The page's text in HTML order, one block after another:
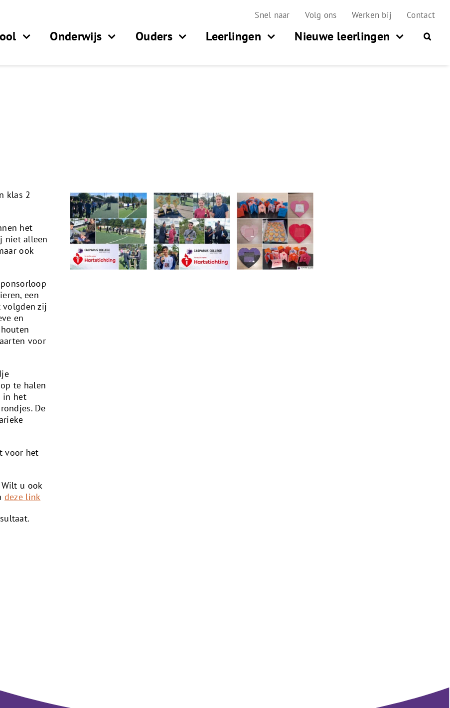
Snel naar Volg ons Werken bij Contact
Onderwijs Ouders Leerlingen Nieuwe leerlingen
klas 2
het
niet alleen
ook
een
volgden zij
en
voor
te halen
in het
De
voor het
u ook
deze link